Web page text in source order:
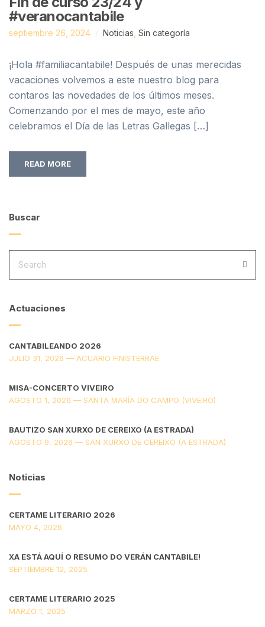
#veranocantabile
septiembre 26, 2024 Noticias Sin categoría
¡Hola #familiacantabile! Después de unas merecidas
vacaciones volvemos a este nuestro blog para
contaros las novedades de los últimos meses.
Comenzando por el mes de mayo, este año
celebramos el Día de las Letras Gallegas […]
READ MORE
Buscar
FOR:
Actuaciones
CANTABILEANDO 2026
JULIO 31, 2026 — ACUARIO FINISTERRAE
MISA-CONCERTO VIVEIRO
AGOSTO 1, 2026 — SANTA MARÍA DO CAMPO (VIVEIRO)
BAUTIZO SAN XURXO DE CEREIXO (A ESTRADA)
AGOSTO 9, 2026 — SAN XURXO DE CEREIXO (A ESTRADA)
Noticias
CERTAME LITERARIO 2026
MAYO 4, 2026
XA ESTÁ AQUÍ O RESUMO DO VERÁN CANTABILE!
SEPTIEMBRE 12, 2025
CERTAME LITERARIO 2025
MARZO 1, 2025